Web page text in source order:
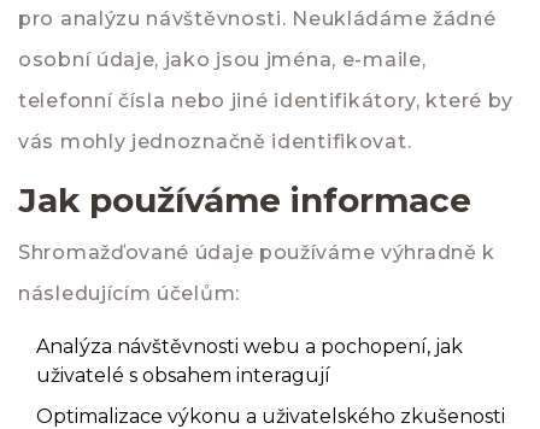
pro analýzu návštěvnosti. Neukládáme žádné
osobní údaje, jako jsou jména, e-maile,
telefonní čísla nebo jiné identifikátory, které by
vás mohly jednoznačně identifikovat.
Jak používáme informace
Shromažďované údaje používáme výhradně k
následujícím účelům:
Analýza návštěvnosti webu a pochopení, jak
uživatelé s obsahem interagují
Optimalizace výkonu a uživatelského zkušenosti